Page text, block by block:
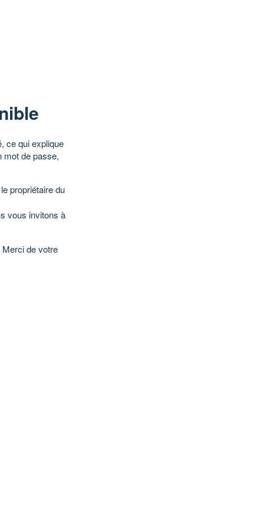
ce qui explique
mot de passe,
propriétaire du
vous invitons à
de votre